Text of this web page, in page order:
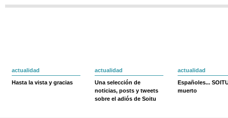
actualidad
Hasta la vista y gracias
actualidad
Una selección de
noticias, posts y tweets
sobre el adiós de Soitu
actualidad
Españoles...
muerto